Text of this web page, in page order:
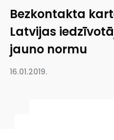
Bezkontakta
Latvijas
jauno normu
16.01.2019.